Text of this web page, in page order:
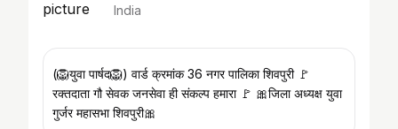
India
(🦁युवा पार्षद🦁) वार्ड क्रमांक 36 नगर पालिका शिवपुरी 🚩
रक्तदाता गौ सेवक जनसेवा ही संकल्प हमारा 🚩 🎀जिला अध्यक्ष युवा
गुर्जर महासभा शिवपुरी🎀